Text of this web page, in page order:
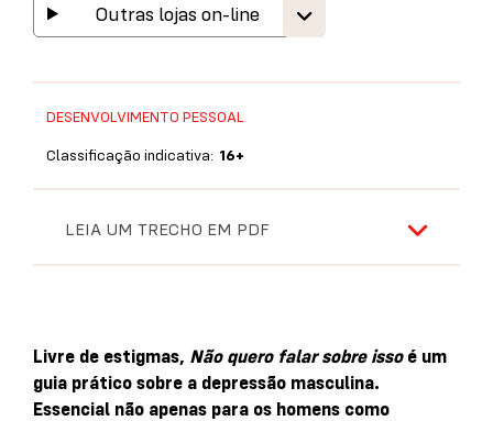
Outras lojas on-line
DESENVOLVIMENTO PESSOAL
Classificação indicativa: 16+
LEIA UM TRECHO EM PDF
Livre de estigmas, Não quero falar sobre issoé um
guia prático sobre a depressão masculina.
Essencial não apenas para os homens como